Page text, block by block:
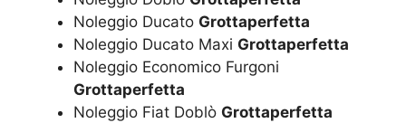
Noleggio Ducato Grottaperfetta
Noleggio Ducato Maxi Grottaperfetta
Noleggio Economico Furgoni
Grottaperfetta
Noleggio Fiat Doblò Grottaperfetta